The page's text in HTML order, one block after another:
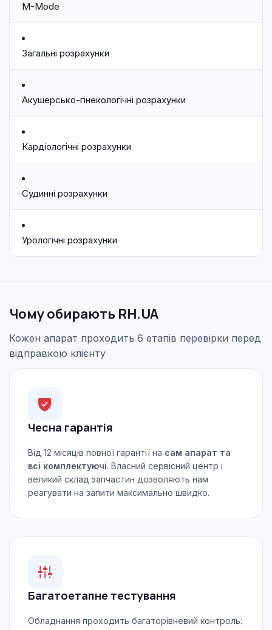
M-Mode
Загальні розрахунки
Акушерсько-гінекологічні розрахунки
Кардіологічні розрахунки
Судинні розрахунки
Урологічні розрахунки
Чому обирають RH.UA
Кожен апарат проходить 6 етапів перевірки перед
відправкою клієнту
Чесна гарантія
Від 12 місяців повної гарантії на сам апарат та
всі комплектуючі. Власний сервісний центр і
великий склад запчастин дозволяють нам
реагувати на запити максимально швидко.
Багатоетапне тестування
Обладнання проходить багаторівневий контроль: